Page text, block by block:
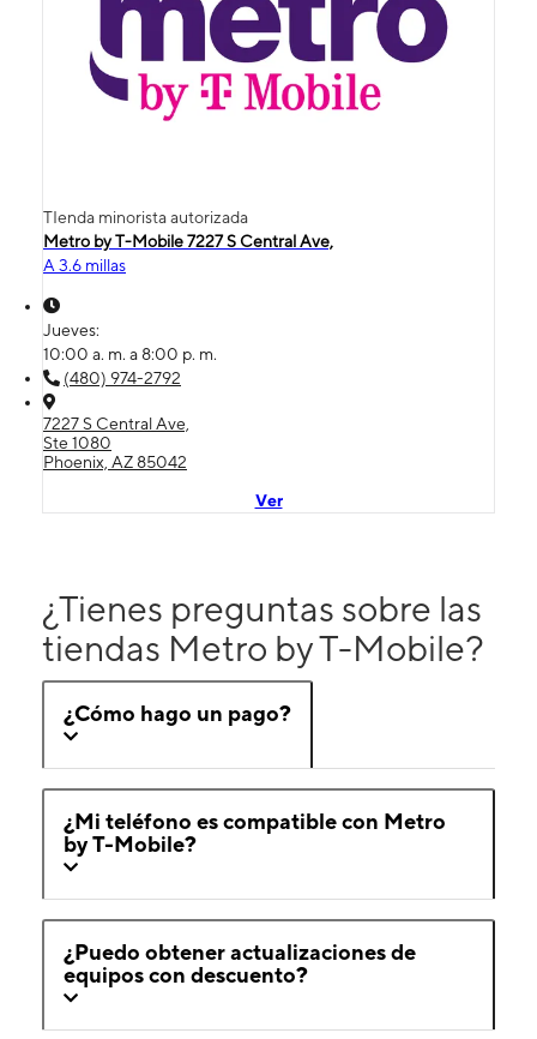
TIenda minorista autorizada
Metro by T-Mobile 7227 S Central Ave,
A 3.6 millas
Jueves:
10:00 a. m. a 8:00 p. m.
(480) 974-2792
7227 S Central Ave,
Ste 1080
Phoenix, AZ 85042
Ver
¿Tienes preguntas sobre las
tiendas Metro by T-Mobile?
¿Cómo hago un pago?
¿Mi teléfono es compatible con Metro
by T-Mobile?
¿Puedo obtener actualizaciones de
equipos con descuento?